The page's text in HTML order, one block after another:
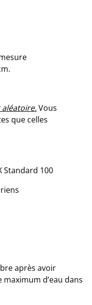
Vous
que celles
Standard 100
après avoir
d’eau dans